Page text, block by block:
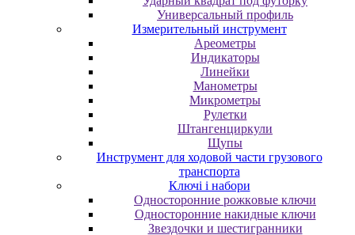
Универсальный профиль
Измерительный инструмент
Ареометры
Индикаторы
Линейки
Манометры
Микрометры
Рулетки
Штангенциркули
Щупы
Инструмент для ходовой части грузового
транспорта
Ключі і набори
Oднocтopoнниe poжкoвыe ключи
Oднocтopoнниe нaкидныe ключи
Звездочки и шестигранники